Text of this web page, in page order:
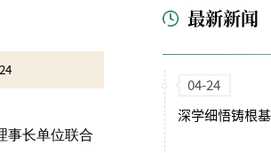
事长单位联合
最新新闻
04-24